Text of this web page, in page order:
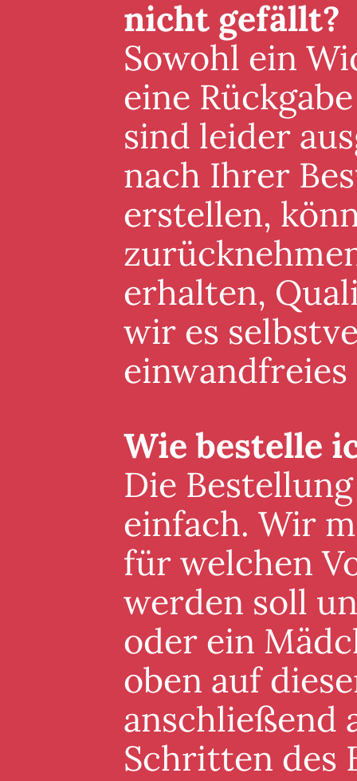
nicht gefällt?
Sowohl ein
eine
sind leider
nach Ihrer
erstellen,
erhalten,
wir es
Wie bestelle
Die
einfach. Wir
für welchen
werden soll
oder ein
oben auf
anschließend
Schritten des